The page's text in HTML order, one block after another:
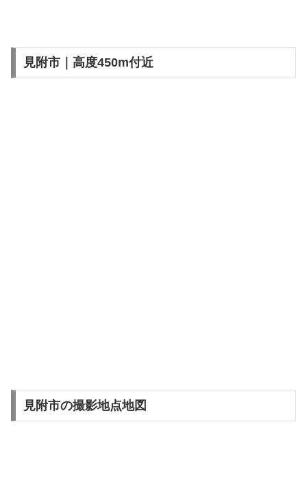
見附市｜高度450m付近
見附市の撮影地点地図